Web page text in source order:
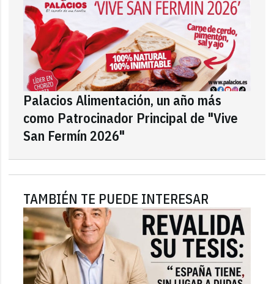
Palacios Alimentación, un año más
como Patrocinador Principal de "Vive
San Fermín 2026"
TAMBIÉN TE PUEDE INTERESAR